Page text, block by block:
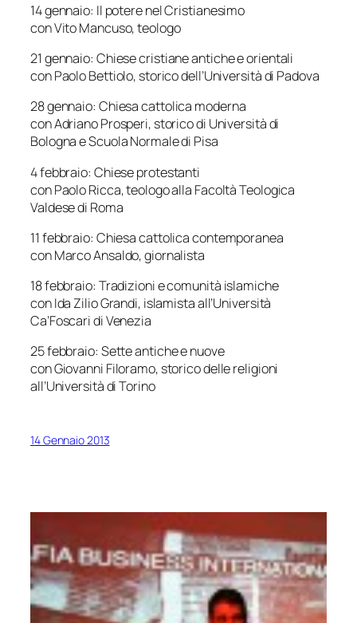
14 gennaio: Il potere nel Cristianesimo
con Vito Mancuso, teologo
21 gennaio: Chiese cristiane antiche e orientali
con Paolo Bettiolo, storico dell’Università di Padova
28 gennaio: Chiesa cattolica moderna
con Adriano Prosperi, storico di Università di
Bologna e Scuola Normale di Pisa
4 febbraio: Chiese protestanti
con Paolo Ricca, teologo alla Facoltà Teologica
Valdese di Roma
11 febbraio: Chiesa cattolica contemporanea
con Marco Ansaldo, giornalista
18 febbraio: Tradizioni e comunità islamiche
con Ida Zilio Grandi, islamista all’Università
Ca’Foscari di Venezia
25 febbraio: Sette antiche e nuove
con Giovanni Filoramo, storico delle religioni
all’Università di Torino
14 Gennaio 2013